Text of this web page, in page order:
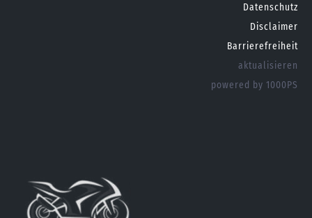
Datenschutz
Disclaimer
Barrierefreiheit
aktualisieren
powered by 1000PS